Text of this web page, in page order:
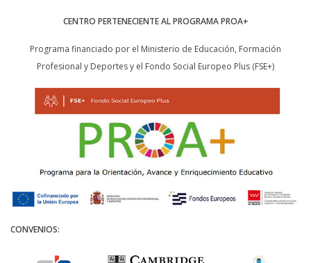
CENTRO PERTENECIENTE AL PROGRAMA PROA+
Programa financiado por el Ministerio de Educación, Formación
Profesional y Deportes y el Fondo Social Europeo Plus (FSE+)
CONVENIOS: